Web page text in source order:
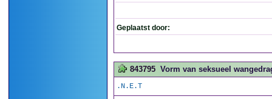
Geplaatst door:
843795 Vorm van seksueel
.N.E.T